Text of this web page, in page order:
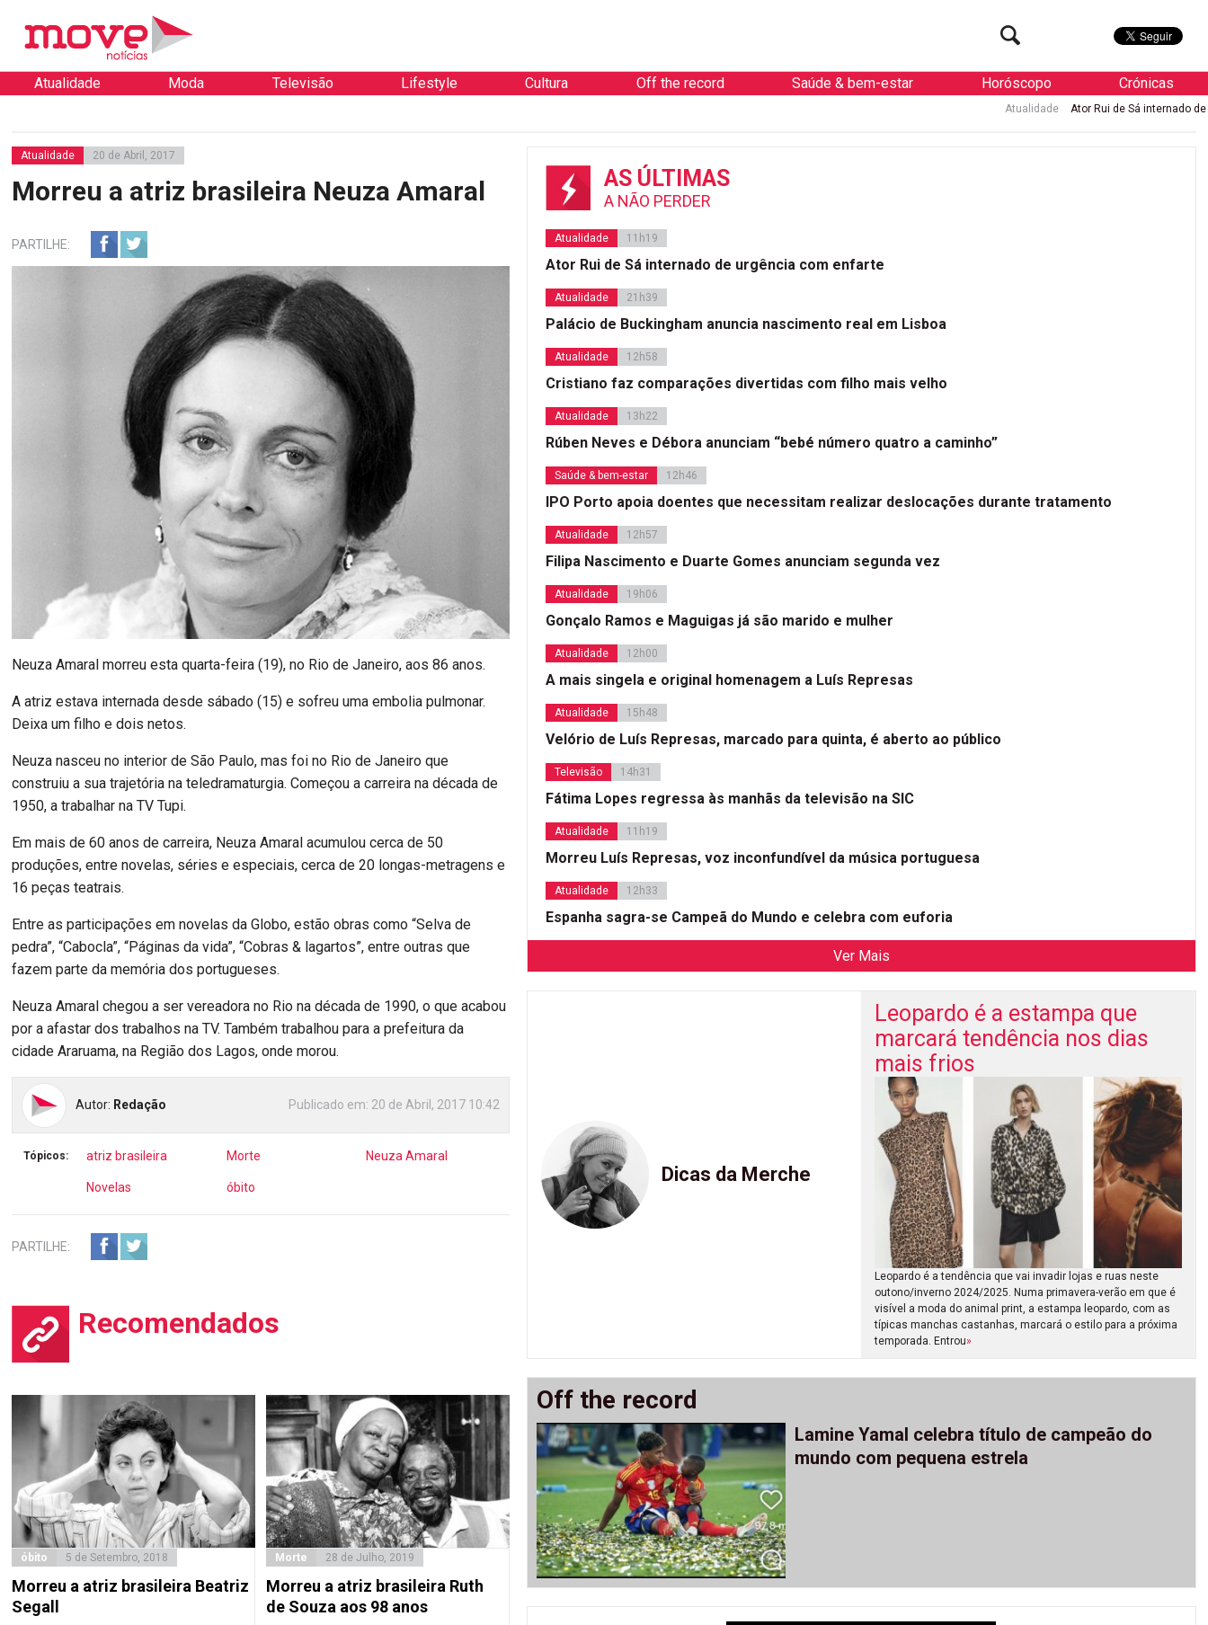
Atualidade Moda Televisão Lifestyle Cultura Off the record Saúde & bem-estar Horóscopo Crónicas
Ator Rui de Sá internado de urgência com
Atualidade 20 de Abril, 2017
Morreu a atriz brasileira Neuza Amaral
PARTILHE:
Neuza Amaral morreu esta quarta-feira (19), no Rio de Janeiro, aos 86 anos.
A atriz estava internada desde sábado (15) e sofreu uma embolia pulmonar.
Deixa um filho e dois netos.
Neuza nasceu no interior de São Paulo, mas foi no Rio de Janeiro que
construiu a sua trajetória na teledramaturgia. Começou a carreira na década de
1950, a trabalhar na TV Tupi.
Em mais de 60 anos de carreira, Neuza Amaral acumulou cerca de 50
produções, entre novelas, séries e especiais, cerca de 20 longas-metragens e
16 peças teatrais.
Entre as participações em novelas da Globo, estão obras como “Selva de
pedra”, “Cabocla”, “Páginas da vida”, “Cobras & lagartos”, entre outras que
fazem parte da memória dos portugueses.
Neuza Amaral chegou a ser vereadora no Rio na década de 1990, o que acabou
por a afastar dos trabalhos na TV. Também trabalhou para a prefeitura da
cidade Araruama, na Região dos Lagos, onde morou.
Autor: Redação Publicado em: 20 de Abril, 2017 10:42
Tópicos: atriz brasileira Morte Neuza Amaral
Novelas óbito
PARTILHE:
Recomendados
óbito 5 de Setembro, 2018
Morreu a atriz brasileira Beatriz
Segall
Morte 28 de Julho, 2019
Morreu a atriz brasileira Ruth
de Souza aos 98 anos
AS ÚLTIMAS
A NÃO PERDER
Atualidade 11h19
Ator Rui de Sá internado de urgência com enfarte
Atualidade 21h39
Palácio de Buckingham anuncia nascimento real em Lisboa
Atualidade 12h58
Cristiano faz comparações divertidas com filho mais velho
Atualidade 13h22
Rúben Neves e Débora anunciam “bebé número quatro a caminho”
Saúde & bem-estar 12h46
IPO Porto apoia doentes que necessitam realizar deslocações durante tratamento
Atualidade 12h57
Filipa Nascimento e Duarte Gomes anunciam segunda vez
Atualidade 19h06
Gonçalo Ramos e Maguigas já são marido e mulher
Atualidade 12h00
A mais singela e original homenagem a Luís Represas
Atualidade 15h48
Velório de Luís Represas, marcado para quinta, é aberto ao público
Televisão 14h31
Fátima Lopes regressa às manhãs da televisão na SIC
Atualidade 11h19
Morreu Luís Represas, voz inconfundível da música portuguesa
Atualidade 12h33
Espanha sagra-se Campeã do Mundo e celebra com euforia
Ver Mais
Dicas da Merche
Leopardo é a estampa que
marcará tendência nos dias
mais frios
Leopardo é a tendência que vai invadir lojas e ruas neste
outono/inverno 2024/2025. Numa primavera-verão em que é
visível a moda do animal print, a estampa leopardo, com as
típicas manchas castanhas, marcará o estilo para a próxima
temporada. Entrou»
Off the record
Lamine Yamal celebra título de campeão do
mundo com pequena estrela